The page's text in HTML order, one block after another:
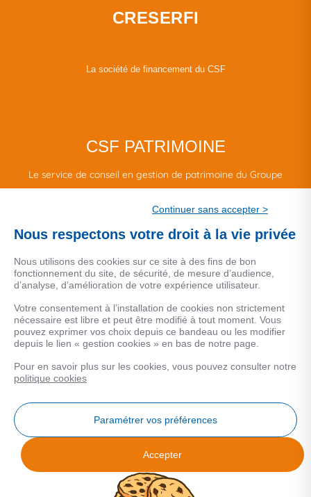
CRESERFI
La société de financement du CSF
CSF PATRIMOINE
Le service de conseil en gestion de patrimoine du Groupe
MENTIONS LEGALES
Données personnelles
COOKIES
Analyse des performances
© 2026 Facilogi - Solutions en stratégie et intelligence immobilière
Continuer sans accepter >
Nous respectons votre droit à la vie privée
Nous utilisons des cookies sur ce site à des fins de bon
fonctionnement du site, de sécurité, de mesure d’audience,
d’analyse, d’amélioration de votre expérience utilisateur.
Votre consentement à l’installation de cookies non strictement
nécessaire est libre et peut être modifié à tout moment. Vous
pouvez exprimer vos choix depuis ce bandeau ou les modifier
depuis le lien « gestion cookies » en bas de notre page.
Pour en savoir plus sur les cookies, vous pouvez consulter notre
politique cookies
Paramétrer vos préférences
Accepter